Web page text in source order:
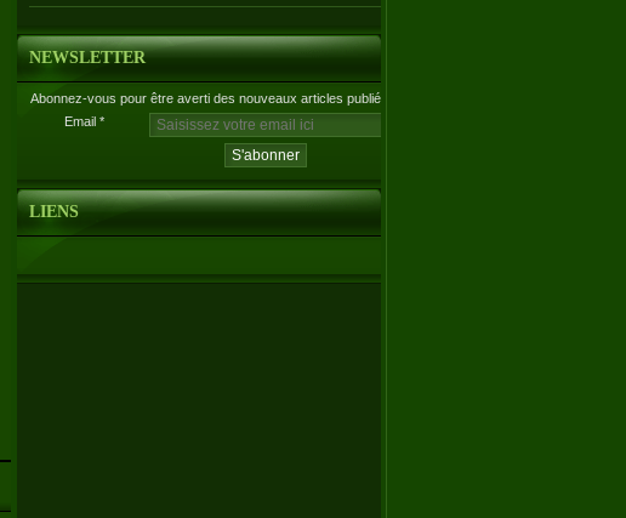
NEWSLETTER
Abonnez-vous pour être averti des nouveaux articles publiés.
Email
LIENS